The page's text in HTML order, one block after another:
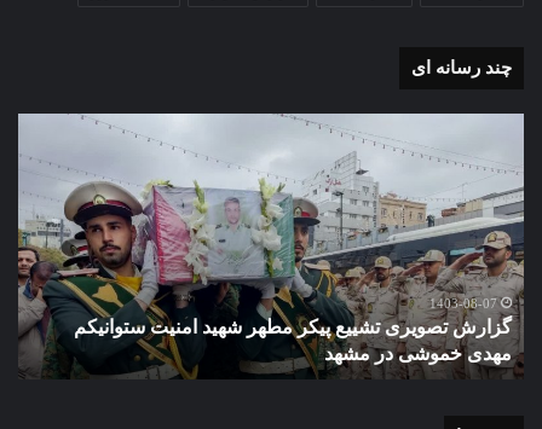
چند رسانه ای
تشییع
پیکر
مطهر
شهید
امنیت
ستوانیکم
مهدی
خموشی
در
1403-08-07
گزارش تصویری تشییع پیکر مطهر شهید امنیت ستوانیکم
مهدی خموشی در مشهد
با